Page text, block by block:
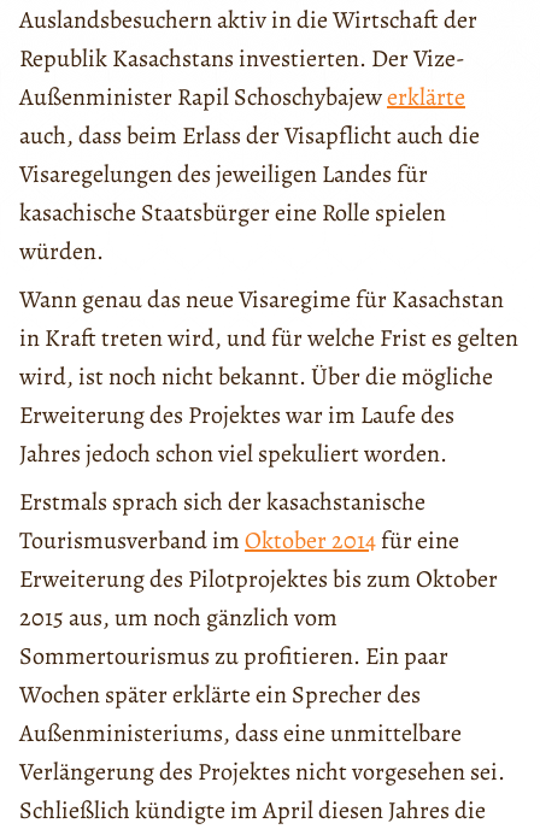
Auslandsbesuchern aktiv in die Wirtschaft der
Republik Kasachstans investierten. Der Vize-
Außenminister Rapil Schoschybajewerklärte
auch, dass beim Erlass der Visapflicht auch die
Visaregelungen des jeweiligen Landes für
kasachische Staatsbürger eine Rolle spielen
würden.
Wann genau das neue Visaregime für Kasachstan
in Kraft treten wird, und für welche Frist es gelten
wird, ist noch nicht bekannt. Über die mögliche
Erweiterung des Projektes war im Laufe des
Jahres jedoch schon viel spekuliert worden.
Erstmals sprach sich der kasachstanische
Tourismusverband imOktober 2014für eine
Erweiterung des Pilotprojektes bis zum Oktober
2015 aus, um noch gänzlich vom
Sommertourismus zu profitieren. Ein paar
Wochen später erklärte ein Sprecher des
Außenministeriums, dass eine unmittelbare
Verlängerung des Projektes nicht vorgesehen sei.
Schließlich kündigte im April diesen Jahres die